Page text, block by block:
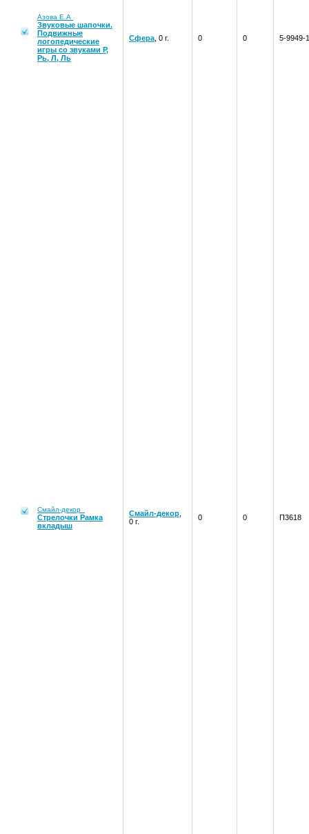
Азова Е.А
Звуковые шапочки.
Подвижные
логопедические
игры со звуками Р,
Рь, Л, Ль
Сфера , 0 г. 0 0 5-9949-
Смайл-декор
Стрелочки Рамка
вкладыш
Смайл-декор
0 г.
0 0 П3618